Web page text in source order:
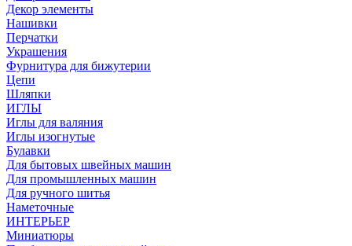
Декор элементы
Нашивки
Перчатки
Украшения
Фурнитура для бижутерии
Цепи
Шляпки
ИГЛЫ
Иглы для валяния
Иглы изогнутые
Булавки
Для бытовых швейных машин
Для промышленных машин
Для ручного шитья
Наметочные
ИНТЕРЬЕР
Миниатюры